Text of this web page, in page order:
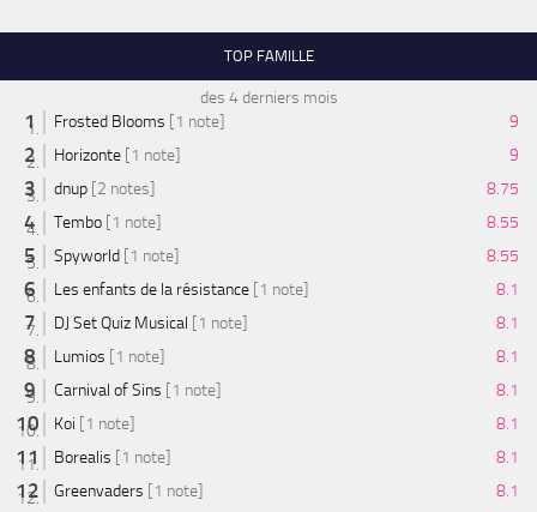
TOP FAMILLE
des 4 derniers mois
Frosted Blooms [1 note]
9
Horizonte [1 note]
9
dnup [2 notes]
8.75
Tembo [1 note]
8.55
Spyworld [1 note]
8.55
Les enfants de la résistance [1 note]
8.1
DJ Set Quiz Musical [1 note]
8.1
Lumios [1 note]
8.1
Carnival of Sins [1 note]
8.1
Koi [1 note]
8.1
Borealis [1 note]
8.1
Greenvaders [1 note]
8.1